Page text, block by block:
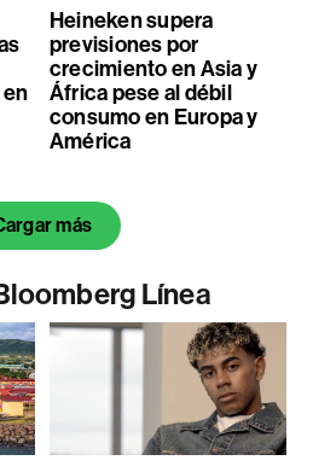
Heineken supera
previsiones por
crecimiento en Asia y
África pese al débil
consumo en Europa y
América
más
Línea